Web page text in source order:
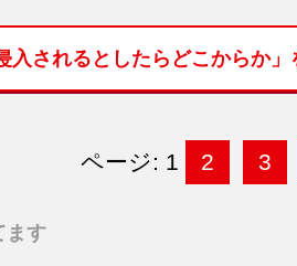
入されるとしたらどこからか」
ページ: 1 2 3
ます